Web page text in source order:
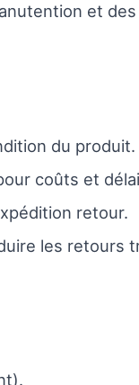
et
du produit.
coûts et
retour.
les retours